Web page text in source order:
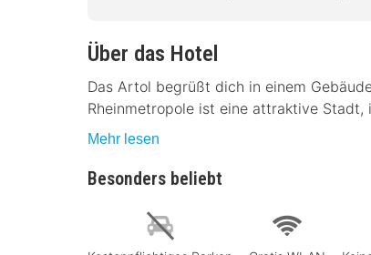
Über das Hotel
Das Artol begrüßt dich in einem
Rheinmetropole ist eine attraktive Stadt,
Mehr lesen
Besonders beliebt